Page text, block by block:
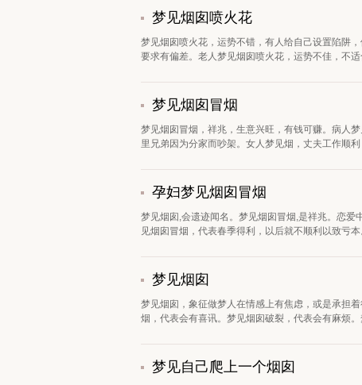
梦见烟囱喷火花
梦见烟囱喷火花，运势不错，有人给自己设置陷阱
要求有偏差。老人梦见烟囱喷火花，运势不佳，不
梦见烟囱冒烟
梦见烟囱冒烟，祥兆，生意兴旺，有钱可赚。病人
里兄弟因为分家而吵架。女人梦见烟，丈夫工作顺
孕妇梦见烟囱冒烟
梦见烟囱,会遗迹闻名。梦见烟囱冒烟,是祥兆。恋
见烟囱冒烟，代表春季得利，以后就不顺利以致亏
梦见烟囱
梦见烟囱，象征做梦人在情感上有焦虑，或是承担
烟，代表会有喜讯。梦见烟囱破裂，代表会有麻烦
梦见自己爬上一个烟囱